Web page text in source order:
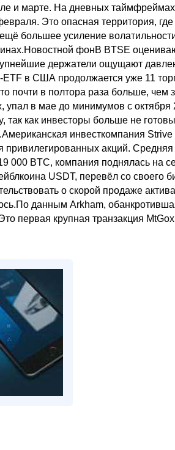
и марте. На дневных таймфреймах
Это опасная территория,
большее усиление
фонВ BTSE
держатели ощущают
в США продолжается уже 11
почти в полтора раза больше, чем
упал в мае до минимумов с
так как инвесторы больше не
инвесткомпания Strive
акций. Средняя
000 BTC, компания поднялась на
USDT, перевёл со своего
о скорой продаже
данным Arkham,
первая крупная транзакция